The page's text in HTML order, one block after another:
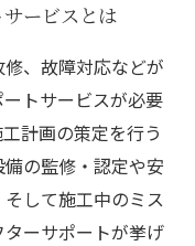
ービスとは
、故障対応などが
トサービスが必要
計画の策定を行う
の監修・認定や安
して施工中のミス
ーサポートが挙げ